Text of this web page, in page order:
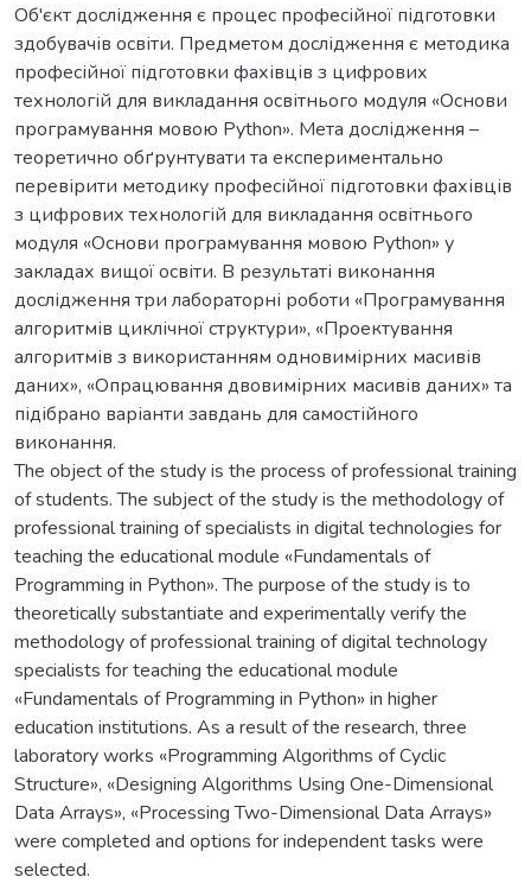
Об'єкт дослідження є процес професійної підготовки
здобувачів освіти. Предметом дослідження є методика
професійної підготовки фахівців з цифрових
технологій для викладання освітнього модуля «Основи
програмування мовою Python». Мета дослідження –
теоретично обґрунтувати та експериментально
перевірити методику професійної підготовки фахівців
з цифрових технологій для викладання освітнього
модуля «Основи програмування мовою Python» у
закладах вищої освіти. В результаті виконання
дослідження три лабораторні роботи «Програмування
алгоритмів циклічної структури», «Проектування
алгоритмів з використанням одновимірних масивів
даних», «Опрацювання двовимірних масивів даних» та
підібрано варіанти завдань для самостійного
виконання.
The object of the study is the process of professional training
of students. The subject of the study is the methodology of
professional training of specialists in digital technologies for
teaching the educational module «Fundamentals of
Programming in Python». The purpose of the study is to
theoretically substantiate and experimentally verify the
methodology of professional training of digital technology
specialists for teaching the educational module
«Fundamentals of Programming in Python» in higher
education institutions. As a result of the research, three
laboratory works «Programming Algorithms of Cyclic
Structure», «Designing Algorithms Using One-Dimensional
Data Arrays», «Processing Two-Dimensional Data Arrays»
were completed and options for independent tasks were
selected.